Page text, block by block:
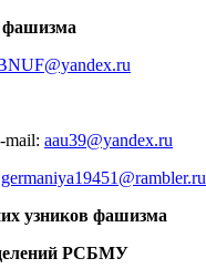
фашизма
mail: aau39@yandex.ru
узников фашизма
РСБМУ